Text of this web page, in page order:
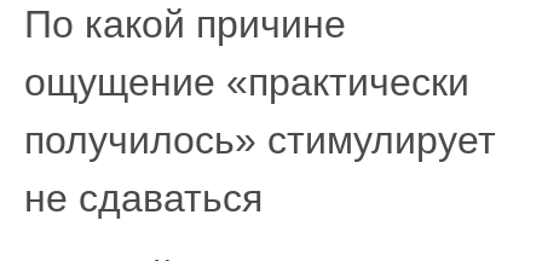
По какой причине
ощущение «практически
получилось» стимулирует
не сдаваться